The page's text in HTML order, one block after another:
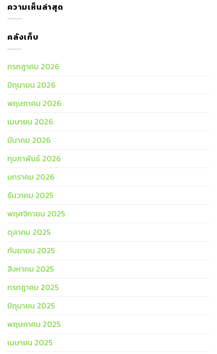
ความเห็นล่าสุด
คลังเก็บ
กรกฎาคม 2026
มิถุนายน 2026
พฤษภาคม 2026
เมษายน 2026
มีนาคม 2026
กุมภาพันธ์ 2026
มกราคม 2026
ธันวาคม 2025
พฤศจิกายน 2025
ตุลาคม 2025
กันยายน 2025
สิงหาคม 2025
กรกฎาคม 2025
มิถุนายน 2025
พฤษภาคม 2025
เมษายน 2025